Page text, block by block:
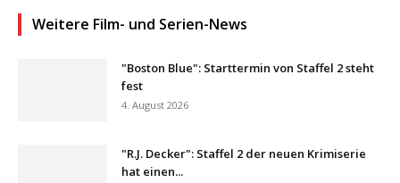
Weitere Film- und Serien-News
"Boston Blue": Starttermin von Staffel 2 steht
fest
4. August 2026
"R.J. Decker": Staffel 2 der neuen Krimiserie
hat einen...